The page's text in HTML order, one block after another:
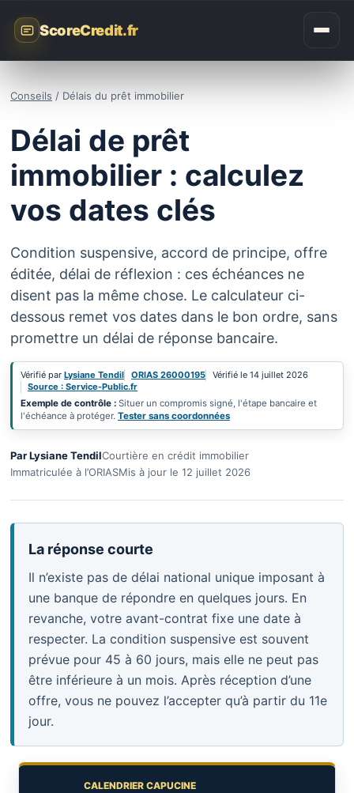
ScoreCredit.fr
Conseils / Délais du prêt immobilier
Délai de prêt
immobilier : calculez
vos dates clés
Condition suspensive, accord de principe, offre
éditée, délai de réflexion : ces échéances ne
disent pas la même chose. Le calculateur ci-
dessous remet vos dates dans le bon ordre, sans
promettre un délai de réponse bancaire.
Vérifié par Lysiane Tendil ORIAS 26000195
Vérifié le 14 juillet 2026
Source : Service-Public.fr
Exemple de contrôle : Situer un compromis signé, l'étape bancaire et
l'échéance à protéger. Tester sans coordonnées
Par Lysiane TendilCourtière en crédit immobilier
Immatriculée à l’ORIASMis à jour le 12 juillet 2026
La réponse courte
Il n’existe pas de délai national unique imposant à
une banque de répondre en quelques jours. En
revanche, votre avant-contrat fixe une date à
respecter. La condition suspensive est souvent
prévue pour 45 à 60 jours, mais elle ne peut pas
être inférieure à un mois. Après réception d’une
offre, vous ne pouvez l’accepter qu’à partir du 11e
jour.
CALENDRIER CAPUCINE